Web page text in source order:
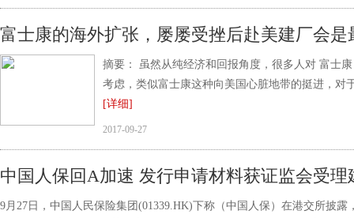
富士康的海外扩张，屡屡受挫后赴美建厂会是
摘要： 虽然从纯经济和回报角度，很多人对 富士
考虑，类似富士康这种向美国心脏地带的挺进，对
[详细]
2017-09-27
中国人保回A加速 发行申请材料获证监会受理
9月27日，中国人民保险集团(01339.HK)下称（中国人保）在港交所披